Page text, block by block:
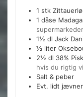
1 stk
1 dåse
1½ dl Jack
½ liter
2½ dl 38%
hvis du rigtig
Salt & peber
Evt. lidt jævner